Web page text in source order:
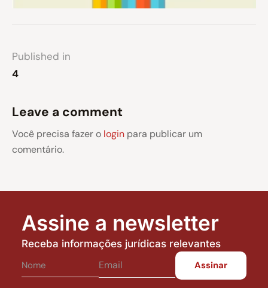
Published in
4
Leave a comment
Você precisa fazer o login para publicar um
comentário.
Assine a newsletter
Receba informações jurídicas relevantes